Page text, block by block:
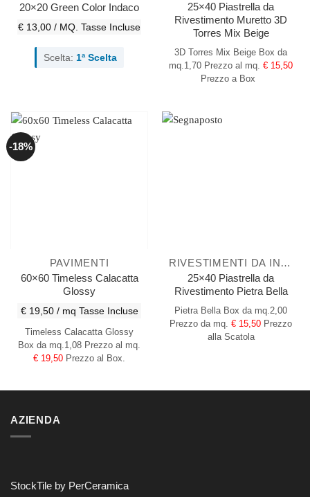
20×20 Green Color Indaco
€ 13,00 / MQ. Tasse Incluse
Scelta: 1ª Scelta
25×40 Piastrella da
Rivestimento Muretto 3D
Torres Mix Beige
3D Torres Mix Beige Box da
mq.1,70 Prezzo al mq. € 15,50
Prezzo a Box
-18%
PAVIMENTI
60×60 Timeless Calacatta
Glossy
€ 19,50 / mq Tasse Incluse
Timeless Calacatta Glossy
Box da mq.1,08 Prezzo al mq.
€ 19,50 Prezzo al Box.
RIVESTIMENTI DA INTERNO
25×40 Piastrella da
Rivestimento Pietra Bella
Pietra Bella Box da mq.2,00
Prezzo da mq. € 15,50 Prezzo
alla Scatola
AZIENDA
StockTile by PerCeramica